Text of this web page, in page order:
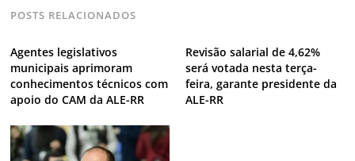
POSTS RELACIONADOS
Agentes legislativos
municipais aprimoram
conhecimentos técnicos com
apoio do CAM da ALE-RR
Revisão salarial de 4,62%
será votada nesta terça-
feira, garante presidente da
ALE-RR